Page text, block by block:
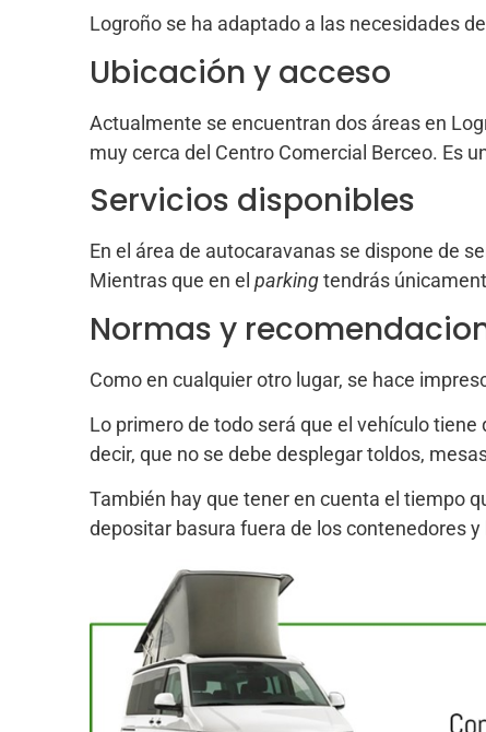
Logroño se ha adaptado a las necesidades
Ubicación y acceso
Actualmente se encuentran dos áreas en
muy cerca del Centro Comercial Berceo. Es
Servicios disponibles
En el área de autocaravanas se dispone de
Mientras que en el parkingtendrás
Normas y
Como en cualquier otro lugar, se hace
Lo primero de todo será que el vehículo
decir, que no se debe desplegar toldos,
También hay que tener en cuenta el tiempo
depositar basura fuera de los contenedores